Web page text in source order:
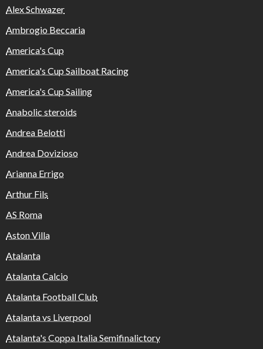
Alex Schwazer
Ambrogio Beccaria
America's Cup
America's Cup Sailboat Racing
America's Cup Sailing
Anabolic steroids
Andrea Belotti
Andrea Dovizioso
Arianna Errigo
Arthur Fils
AS Roma
Aston Villa
Atalanta
Atalanta Calcio
Atalanta Football Club
Atalanta vs Liverpool
Atalanta's Coppa Italia Semifinalictory